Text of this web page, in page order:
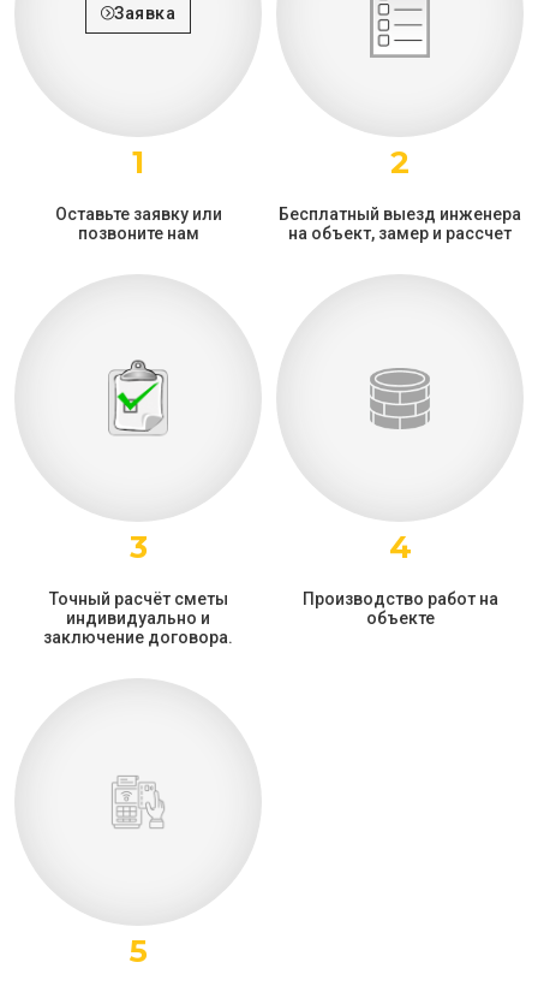
Заявка
1
Оставьте заявку или
позвоните нам
2
Бесплатный выезд инженера
на объект, замер и рассчет
3
Точный расчёт сметы
индивидуально и
заключение договора.
4
Производство работ на
объекте
5